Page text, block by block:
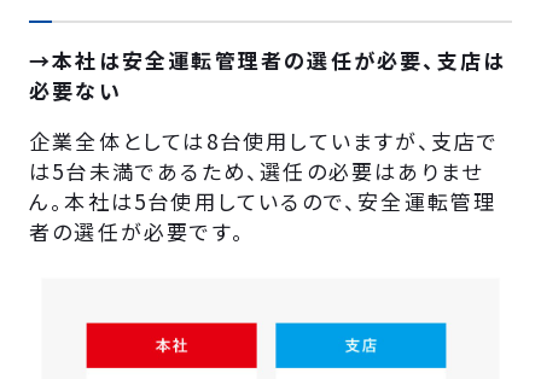
→本社は安全運転管理者の選任が必要、支店は
必要ない
企業全体としては8台使用していますが、支店で
は5台未満であるため、選任の必要はありませ
ん。本社は5台使用しているので、安全運転管理
者の選任が必要です。